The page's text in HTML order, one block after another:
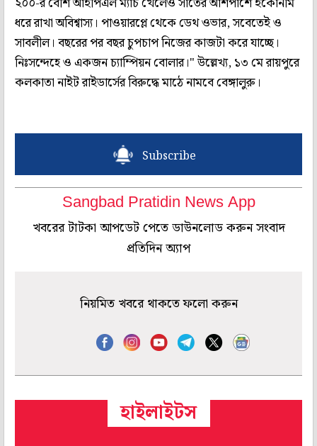
ধরে রাখা অবিশ্বাস্য। পাওয়ারপ্লে থেকে ডেথ ওভার, সবেতেই ও
সাবলীল। বছরের পর বছর চুপচাপ নিজের কাজটা করে যাচ্ছে।
নিঃসন্দেহে ও একজন চ্যাম্পিয়ন বোলার।" উল্লেখ্য, ১৩ মে রায়পুরে
কলকাতা নাইট রাইডার্সের বিরুদ্ধে মাঠে নামবে বেঙ্গালুরু।
Subscribe
Sangbad Pratidin News App
খবরের টাটকা আপডেট পেতে ডাউনলোড করুন সংবাদ
প্রতিদিন অ্যাপ
নিয়মিত খবরে থাকতে ফলো করুন
হাইলাইটস